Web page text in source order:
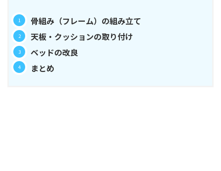
骨組み（フレーム）の組み立て
天板・クッションの取り付け
ベッドの改良
まとめ